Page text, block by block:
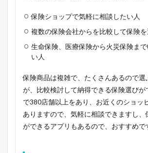
保険ショップで気軽に相談したい人
複数の保険会社からを比較して保険を
生命保険、医療保険から火災保険ま
い人
保険商品は複雑で、たくさんあるので選
が、比較検討して納得できる保険選びが
で380店舗以上をあり、お近くのショッ
ありますので、気軽に相談できますし、
ができるアプリもあるので、おすすめで